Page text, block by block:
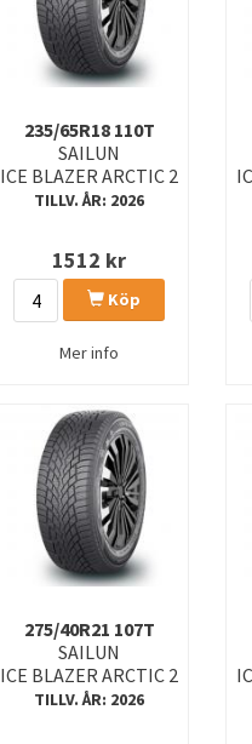
235/65R18 110T
SAILUN
ICE BLAZER ARCTIC 2
TILLV. ÅR: 2026
1512 kr
Köp
Mer info
275/40R21 107T
SAILUN
ICE BLAZER ARCTIC 2
TILLV. ÅR: 2026